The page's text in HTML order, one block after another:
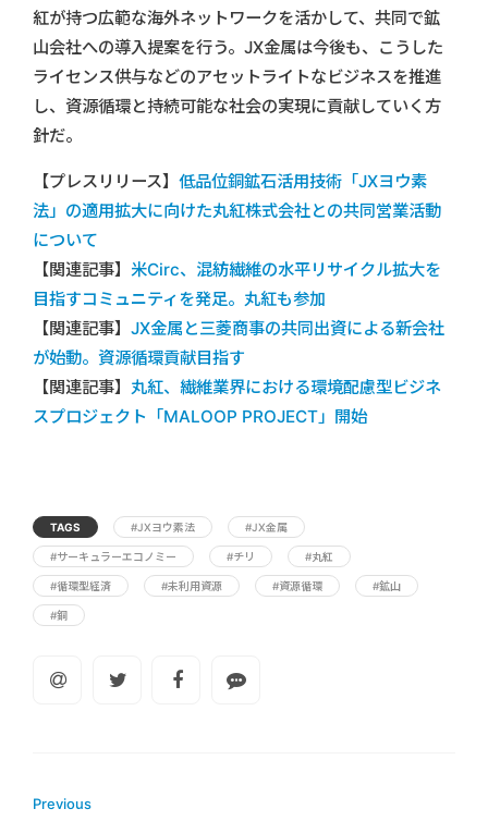
紅が持つ広範な海外ネットワークを活かして、共同で鉱
山会社への導入提案を行う。JX金属は今後も、こうした
ライセンス供与などのアセットライトなビジネスを推進
し、資源循環と持続可能な社会の実現に貢献していく方
針だ。
【プレスリリース】 低品位銅鉱石活用技術「JXヨウ素
法」の適用拡大に向けた丸紅株式会社との共同営業活動
について
【関連記事】 米Circ、混紡繊維の水平リサイクル拡大を
目指すコミュニティを発足。丸紅も参加
【関連記事】 JX金属と三菱商事の共同出資による新会社
が始動。資源循環貢献目指す
【関連記事】 丸紅、繊維業界における環境配慮型ビジネ
スプロジェクト「MALOOP PROJECT」開始
TAGS #JXヨウ素法 #JX金属
#サーキュラーエコノミー #チリ #丸紅
#循環型経済 #未利用資源 #資源循環 #鉱山
#銅
Previous